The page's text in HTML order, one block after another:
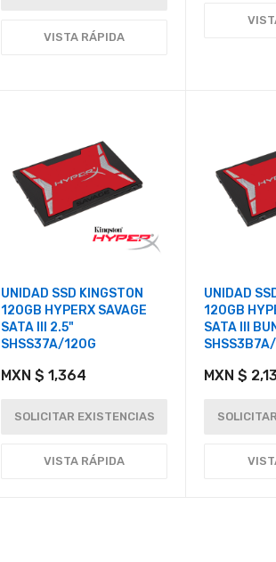
VISTA RÁPIDA
UNIDAD SSD KINGSTON
120GB HYPERX SAVAGE
SATA III 2.5"
SHSS37A/120G
MXN $ 1,364
SOLICITAR EXISTENCIAS
VISTA RÁPIDA
UNIDAD
120GB
SATA III
MXN $